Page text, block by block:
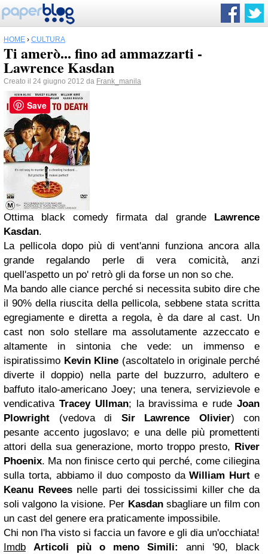
HOME › CULTURA
Ti amerò... fino ad ammazzarti -
Lawrence Kasdan
Creato il 24 giugno 2012 da Frank_manila
Ottima black comedy firmata dal grande Lawrence
Kasdan.
La pellicola dopo più di vent'anni funziona ancora alla
grande regalando perle di vera comicità, anzi
quell'aspetto un po' retrò gli da forse un non so che.
Ma bando alle ciance perché si necessita subito dire che
il 90% della riuscita della pellicola, sebbene stata scritta
egregiamente e diretta a regola, è da dare al cast. Un
cast non solo stellare ma assolutamente azzeccato e
altamente in sintonia che vede: un immenso e
ispiratissimo Kevin Kline (ascoltatelo in originale perché
diverte il doppio) nella parte del buzzurro, adultero e
baffuto italo-americano Joey; una tenera, servizievole e
vendicativa Tracey Ullman; la bravissima e rudeJoan
Plowright (vedova di Sir Lawrence Olivier) con
pesante accento jugoslavo; e una delle più promettenti
attori della sua generazione, morto troppo presto, River
Phoenix. Ma non finisce certo qui perché, come ciliegina
sulla torta, abbiamo il duo composto daWilliam Hurt e
Keanu Reveesnelle parti dei tossicissimi killer che da
soli valgono la visione. Per Kasdansbagliare un film con
un cast del genere era praticamente impossibile.
Chi non l'ha visto si faccia un favore e gli dia un'occhiata!
Imdb
Articoli più o meno Simili: anni '90, black
Save